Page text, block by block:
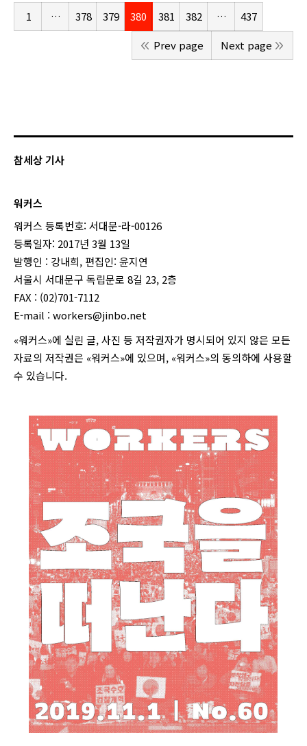
1 … 378 379 380 381 382 …
437
Prev page
Next page
참세상 기사
워커스
워커스 등록번호: 서대문-라-00126
등록일자: 2017년 3월 13일
발행인 : 강내희, 편집인: 윤지연
서울시 서대문구 독립문로 8길 23, 2층
FAX : (02)701-7112
E-mail : workers@jinbo.net
«워커스»에 실린 글, 사진 등 저작권자가 명시되어 있지 않은 모든
자료의 저작권은 «워커스»에 있으며, «워커스»의 동의하에 사용할
수 있습니다.